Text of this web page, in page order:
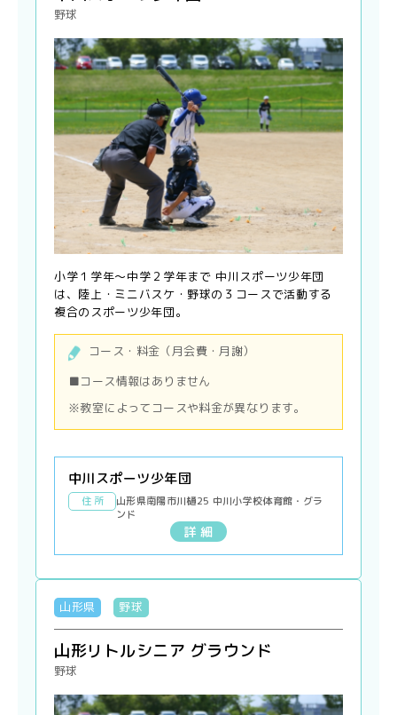
野球
小学１学年〜中学２学年まで 中川スポーツ少年団
は、陸上・ミニバスケ・野球の３コースで活動する
複合のスポーツ少年団。
コース・料金（月会費・月謝）
■コース情報はありません
※教室によってコースや料金が異なります。
中川スポーツ少年団
住 所
山形県南陽市川樋25 中川小学校体育館・グラ
ンド
詳 細
山形県 野球
山形リトルシニア グラウンド
野球